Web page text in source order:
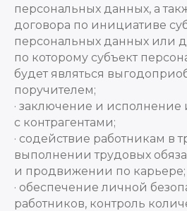
персональных данных, а
договора по инициативе
персональных данных или
по которому субъект
будет являться
поручителем;
· заключение и исполнение
с контрагентами;
· содействие работникам в
выполнении трудовых
и продвижении по карьере;
· обеспечение личной
работников, контроль